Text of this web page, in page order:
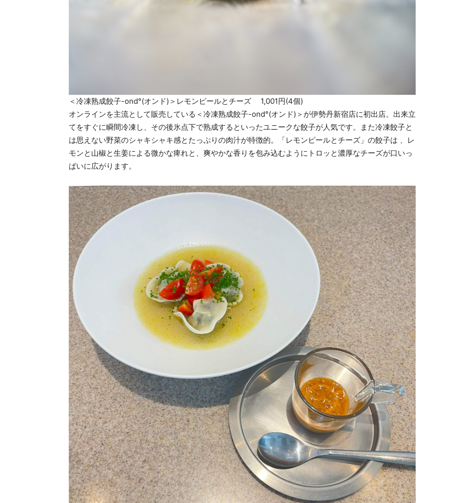
＜冷凍熟成餃子-ond°(オンド)＞レモンピールとチーズ 1,001円(4個)
オンラインを主流として販売している＜冷凍熟成餃子-ond°(オンド)＞が伊勢丹新宿店に初出店。出来立
てをすぐに瞬間冷凍し、その後氷点下で熟成するといったユニークな餃子が人気です。また冷凍餃子と
は思えない野菜のシャキシャキ感とたっぷりの肉汁が特徴的。「レモンピールとチーズ」の餃子は 、レ
モンと山椒と生姜による微かな痺れと、爽やかな香りを包み込むようにトロッと濃厚なチーズが口いっ
ぱいに広がります。